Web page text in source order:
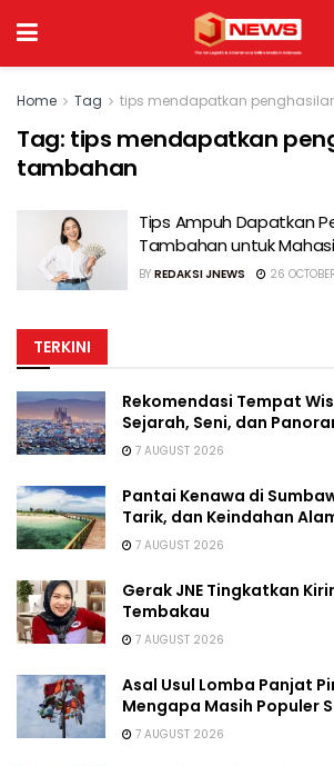
Home Tag tips mendapatkan
Tag: tips mendapatkan
tambahan
Tips Ampuh Dapatkan
Tambahan untuk
BY REDAKSI JNEWS 26
TERKINI
Rekomendasi Tempat
Sejarah, Seni, dan
7 AUGUST 2026
Pantai Kenawa di
Tarik, dan Keindahan
7 AUGUST 2026
Gerak JNE Tingkatkan
Tembakau
7 AUGUST 2026
Asal Usul Lomba Panjat
Mengapa Masih Populer
7 AUGUST 2026